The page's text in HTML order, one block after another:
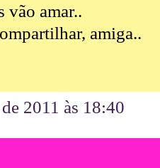
vão amar..
amiga..
2011 às 18:40